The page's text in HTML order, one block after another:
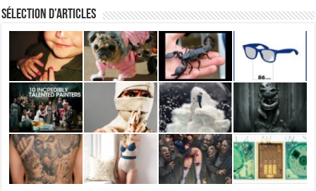
Sélection d’articles